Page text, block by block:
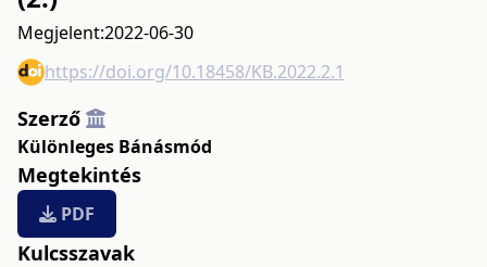
Megjelent:2022-06-30
https://doi.org/10.18458/KB.2022.2.1
Szerző
Különleges Bánásmód
Megtekintés
PDF
Kulcsszavak